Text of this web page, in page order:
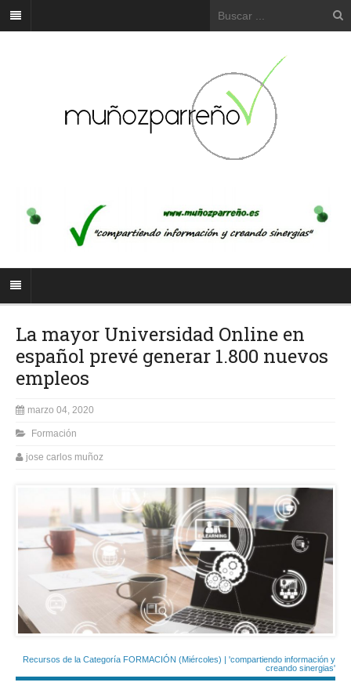
La mayor Universidad Online en
español prevé generar 1.800 nuevos
empleos
marzo 04, 2020
Formación
jose carlos muñoz
Recursos de la Categoría FORMACIÓN (Miércoles) | 'compartiendo información y
creando sinergias'